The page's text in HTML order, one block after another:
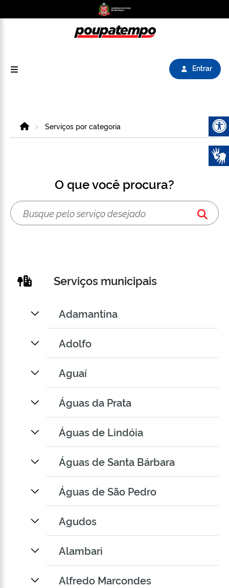
Entrar
HomeServiços por categoria
O que você procura?
Serviços municipais
Adamantina
Adolfo
Aguaí
Águas da Prata
Águas de Lindóia
Águas de Santa Bárbara
Águas de São Pedro
Agudos
Alambari
Alfredo Marcondes